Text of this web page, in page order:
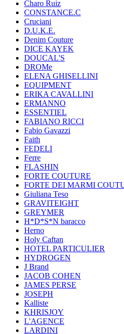
Charo Ruiz
CONSTANCE.C
Cruciani
D.U.K.E.
Denim Couture
DICE KAYEK
DOUCAL'S
DROMe
ELENA GHISELLINI
EQUIPMENT
ERIKA CAVALLINI
ERMANNO
ESSENTIEL
FABIANO RICCI
Fabio Gavazzi
Faith
FEDELI
Ferre
FLASHIN
FORTE COUTURE
FORTE DEI MARMI
Giuliana Teso
GRAVITEIGHT
GREYMER
H*D*S*N baracco
Herno
Holy Caftan
HOTEL PARTICULIER
HYDROGEN
J Brand
JACOB COHEN
JAMES PERSE
JOSEPH
Kalliste
KHRISJOY
L'AGENCE
LARDINI